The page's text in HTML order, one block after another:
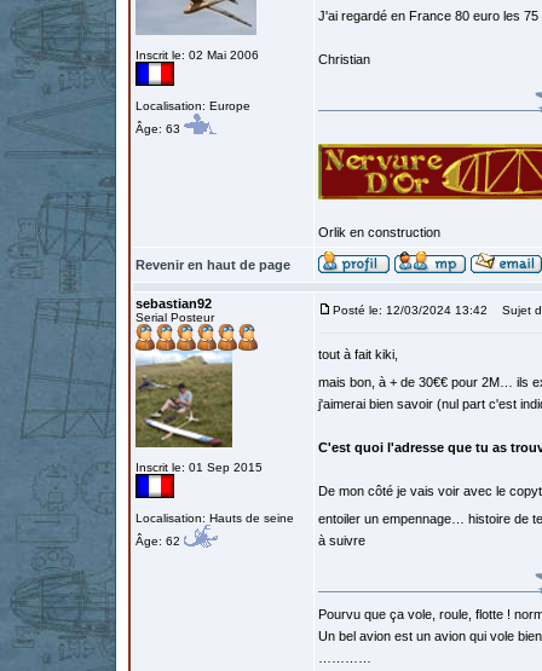
Inscrit le: 02 Mai 2006
Localisation: Europe
Âge: 63
J'ai regardé en France 80 euro les
Christian
Orlik en construction
Revenir en haut de page
sebastian92
Serial Posteur
Inscrit le: 01 Sep 2015
Localisation: Hauts de seine
Âge: 62
Posté le: 12/03/2024 13:42 Sujet
tout à fait kiki,
mais bon, à + de 30€€ pour 2M… ils
j'aimerai bien savoir (nul part c'est
C'est quoi l'adresse que tu as
De mon côté je vais voir avec le
entoiler un empennage… histoire de
à suivre
Pourvu que ça vole, roule, flotte !
Un bel avion est un avion qui vole